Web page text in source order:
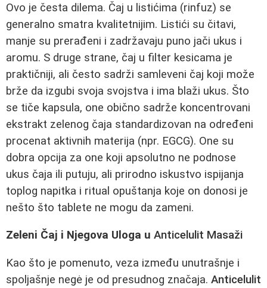
Ovo je česta dilema. Čaj u listićima (rinfuz) se
generalno smatra kvalitetnijim. Listići su čitavi,
manje su prerađeni i zadržavaju puno jači ukus i
aromu. S druge strane, čaj u filter kesicama je
praktičniji, ali često sadrži samleveni čaj koji može
brže da izgubi svoja svojstva i ima blaži ukus. Što
se tiče kapsula, one obično sadrže koncentrovani
ekstrakt zelenog čaja standardizovan na određeni
procenat aktivnih materija (npr. EGCG). One su
dobra opcija za one koji apsolutno ne podnose
ukus čaja ili putuju, ali prirodno iskustvo ispijanja
toplog napitka i ritual opuštanja koje on donosi je
nešto što tablete ne mogu da zameni.
Zeleni Čaj i Njegova Uloga u Anticelulit Masaži
Kao što je pomenuto, veza između unutrašnje i
spoljašnje negė je od presudnog značaja. Anticelulit